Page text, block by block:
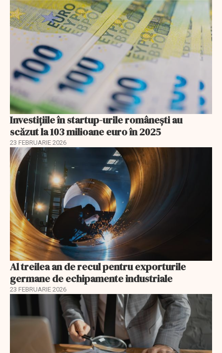
Investiţiile în startup-urile româneşti au
scăzut la 103 milioane euro în 2025
23 FEBRUARIE 2026
Al treilea an de recul pentru exporturile
germane de echipamente industriale
23 FEBRUARIE 2026